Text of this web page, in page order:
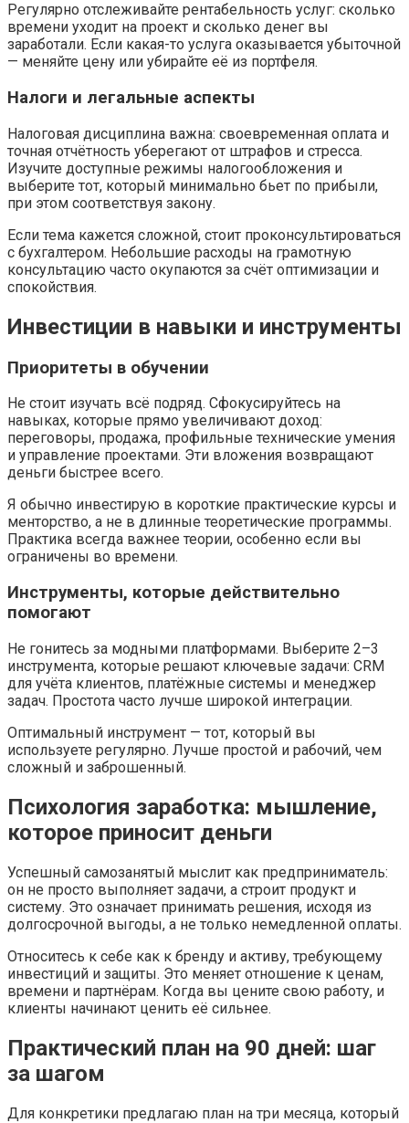
Регулярно отслеживайте рентабельность услуг: сколько
времени уходит на проект и сколько денег вы
заработали. Если какая-то услуга оказывается убыточной
— меняйте цену или убирайте её из портфеля.
Налоги и легальные аспекты
Налоговая дисциплина важна: своевременная оплата и
точная отчётность уберегают от штрафов и стресса.
Изучите доступные режимы налогообложения и
выберите тот, который минимально бьет по прибыли,
при этом соответствуя закону.
Если тема кажется сложной, стоит проконсультироваться
с бухгалтером. Небольшие расходы на грамотную
консультацию часто окупаются за счёт оптимизации и
спокойствия.
Инвестиции в навыки и инструменты
Приоритеты в обучении
Не стоит изучать всё подряд. Сфокусируйтесь на
навыках, которые прямо увеличивают доход:
переговоры, продажа, профильные технические умения
и управление проектами. Эти вложения возвращают
деньги быстрее всего.
Я обычно инвестирую в короткие практические курсы и
менторство, а не в длинные теоретические программы.
Практика всегда важнее теории, особенно если вы
ограничены во времени.
Инструменты, которые действительно
помогают
Не гонитесь за модными платформами. Выберите 2–3
инструмента, которые решают ключевые задачи: CRM
для учёта клиентов, платёжные системы и менеджер
задач. Простота часто лучше широкой интеграции.
Оптимальный инструмент — тот, который вы
используете регулярно. Лучше простой и рабочий, чем
сложный и заброшенный.
Психология заработка: мышление,
которое приносит деньги
Успешный самозанятый мыслит как предприниматель:
он не просто выполняет задачи, а строит продукт и
систему. Это означает принимать решения, исходя из
долгосрочной выгоды, а не только немедленной оплаты.
Относитесь к себе как к бренду и активу, требующему
инвестиций и защиты. Это меняет отношение к ценам,
времени и партнёрам. Когда вы цените свою работу, и
клиенты начинают ценить её сильнее.
Практический план на 90 дней: шаг
за шагом
Для конкретики предлагаю план на три месяца, который